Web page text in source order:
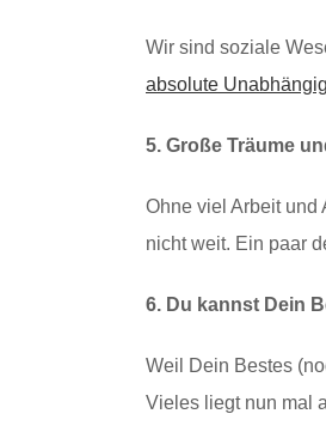
Wir sind soziale
absolute
5. Große Träume
Ohne viel Arbeit und
nicht weit. Ein paar
6. Du kannst Dein
Weil Dein Bestes
Vieles liegt nun mal